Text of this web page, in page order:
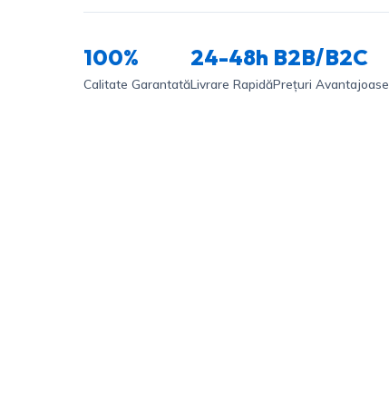
100%
Calitate Garantată
24-48h
Livrare Rapidă
B2B/B2C
Prețuri Avantajoase